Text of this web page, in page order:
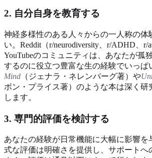
2. 自分自身を教育する
神経多様性のある人々からの一人称の体
い。Reddit（r/neurodiversity、r/ADHD、r/
YouTubeのコミュニティは、あなたが孤
するのに役立つ豊富な生の経験でいっぱ
Mind （ジェナラ・ネレンバーグ著）や
ボン・プライス著）のような本は深く研
します。
3. 専門的評価を検討する
あなたの経験が日常機能に大幅に影響を
式な評価は明確さを提供し、サポートへ